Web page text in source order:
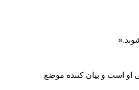
».
او است و بیان کننده موضع